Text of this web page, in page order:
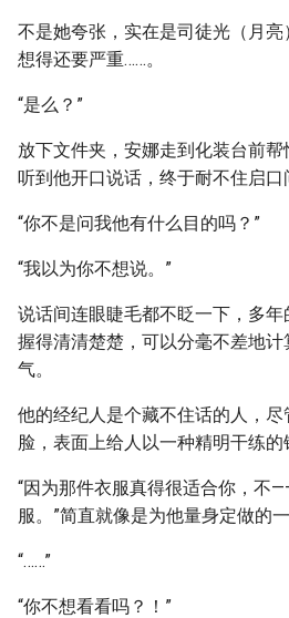
不是她夸张，实在是司徒光（月
想得还要严重……。
“是么？”
放下文件夹，安娜走到化装台前
听到他开口说话，终于耐不住启口
“你不是问我他有什么目的吗？”
“我以为你不想说。”
说话间连眼睫毛都不眨一下，多
握得清清楚楚，可以分毫不差地
气。
他的经纪人是个藏不住话的人，
脸，表面上给人以一种精明干练的
“因为那件衣服真得很适合你，不
服。”简直就像是为他量身定做的一
“……”
“你不想看看吗？！”